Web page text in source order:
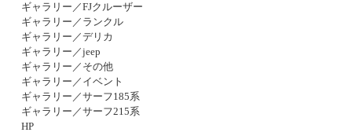
ギャラリー／FJクルーザー
ギャラリー／ランクル
ギャラリー／デリカ
ギャラリー／jeep
ギャラリー／その他
ギャラリー／イベント
ギャラリー／サーフ185系
ギャラリー／サーフ215系
HP